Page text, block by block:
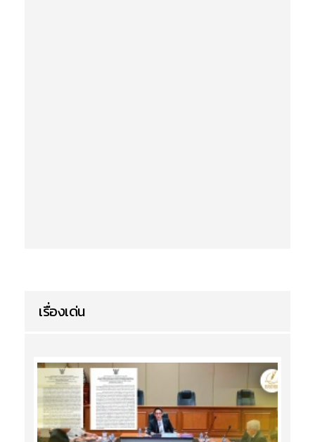
เรื่องเด่น